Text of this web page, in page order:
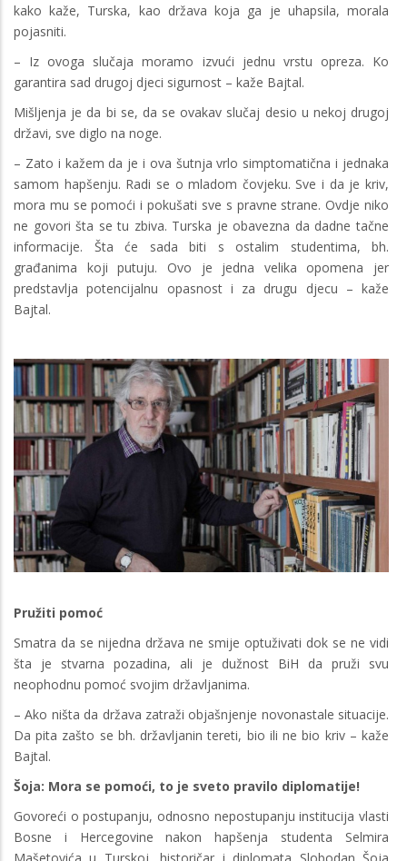
kako kaže, Turska, kao država koja ga je uhapsila, morala
pojasniti.
– Iz ovoga slučaja moramo izvući jednu vrstu opreza. Ko
garantira sad drugoj djeci sigurnost – kaže Bajtal.
Mišljenja je da bi se, da se ovakav slučaj desio u nekoj drugoj
državi, sve diglo na noge.
– Zato i kažem da je i ova šutnja vrlo simptomatična i jednaka
samom hapšenju. Radi se o mladom čovjeku. Sve i da je kriv,
mora mu se pomoći i pokušati sve s pravne strane. Ovdje niko
ne govori šta se tu zbiva. Turska je obavezna da dadne tačne
informacije. Šta će sada biti s ostalim studentima, bh.
građanima koji putuju. Ovo je jedna velika opomena jer
predstavlja potencijalnu opasnost i za drugu djecu – kaže
Bajtal.
Pružiti pomoć
Smatra da se nijedna država ne smije optuživati dok se ne vidi
šta je stvarna pozadina, ali je dužnost BiH da pruži svu
neophodnu pomoć svojim državljanima.
– Ako ništa da država zatraži objašnjenje novonastale situacije.
Da pita zašto se bh. državljanin tereti, bio ili ne bio kriv – kaže
Bajtal.
Šoja: Mora se pomoći, to je sveto pravilo diplomatije!
Govoreći o postupanju, odnosno nepostupanju institucija vlasti
Bosne i Hercegovine nakon hapšenja studenta Selmira